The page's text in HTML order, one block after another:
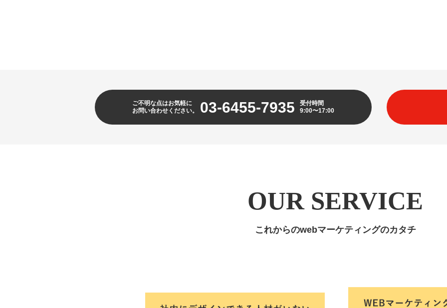
ご不明な点はお気軽に
お問い合わせください。
03-6455-7935
受付時間
9:00〜17:00
OUR SERVICE
これからのwebマーケティングのカタチ